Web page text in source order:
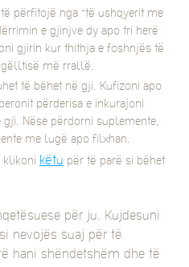
përfitojë nga “të ushqyerit me
e gjinjve dy apo tri herë
gjirin kur thithja e foshnjës të
më rrallë.
të bëhet në gji. Kufizoni apo
përderisa e inkurajoni
Nëse përdorni suplemente,
me lugë apo filxhan.
klikoni këtu për të parë si bëhet
për ju. Kujdesuni
nevojës suaj për të
hani shëndetshëm dhe të